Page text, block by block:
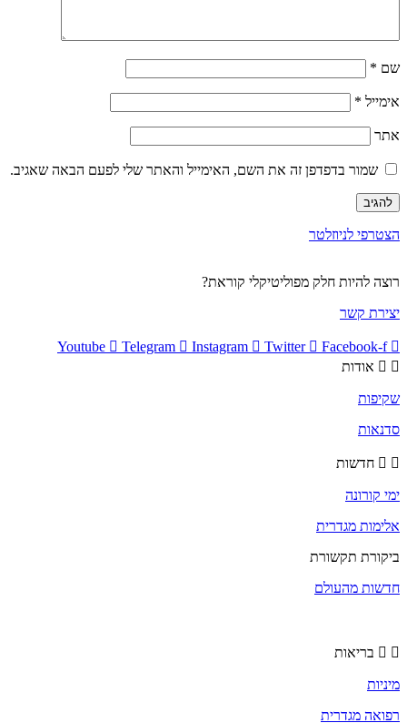
שם *
אימייל *
אתר
שמור בדפדפן זה את השם, האימייל והאתר שלי לפעם הבאה שאגיב.
הצטרפי לניוזלטר
רוצה להיות חלק מפוליטיקלי קוראת?
יצירת קשר
Youtube Telegram Instagram Twitter
Facebook-f
אודות
שקיפות
סדנאות
חדשות
ימי קורונה
אלימות מגדרית
ביקורת תקשורת
חדשות מהעולם
בריאות
מיניות
רפואה מגדרית